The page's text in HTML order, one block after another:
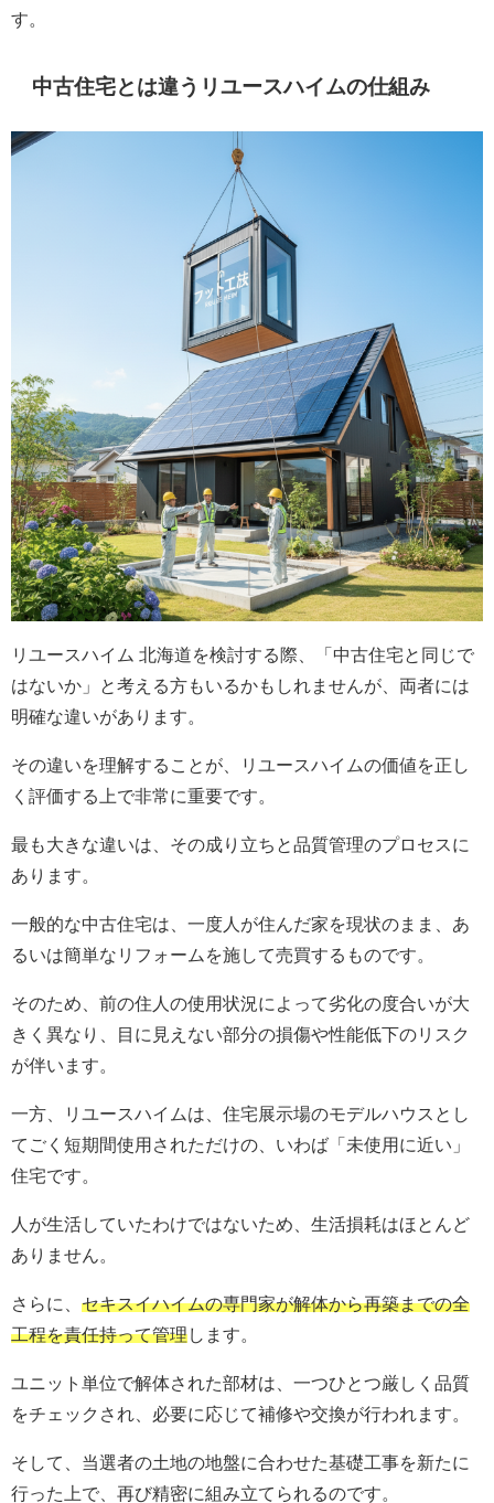
す。
中古住宅とは違うリユースハイムの仕組み
リユースハイム 北海道を検討する際、「中古住宅と同じで
はないか」と考える方もいるかもしれませんが、両者には
明確な違いがあります。
その違いを理解することが、リユースハイムの価値を正し
く評価する上で非常に重要です。
最も大きな違いは、その成り立ちと品質管理のプロセスに
あります。
一般的な中古住宅は、一度人が住んだ家を現状のまま、あ
るいは簡単なリフォームを施して売買するものです。
そのため、前の住人の使用状況によって劣化の度合いが大
きく異なり、目に見えない部分の損傷や性能低下のリスク
が伴います。
一方、リユースハイムは、住宅展示場のモデルハウスとし
てごく短期間使用されただけの、いわば「未使用に近い」
住宅です。
人が生活していたわけではないため、生活損耗はほとんど
ありません。
さらに、 セキスイハイムの専門家が解体から再築までの全
工程を責任持って管理します。
ユニット単位で解体された部材は、一つひとつ厳しく品質
をチェックされ、必要に応じて補修や交換が行われます。
そして、当選者の土地の地盤に合わせた基礎工事を新たに
行った上で、再び精密に組み立てられるのです。